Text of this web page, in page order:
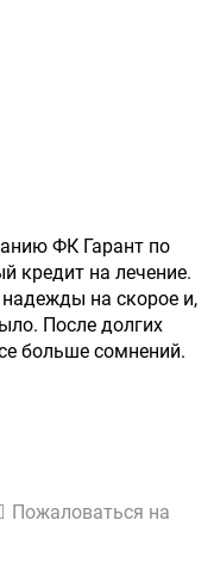
ФК Гарант по
кредит на лечение.
на скорое и,
После долгих
больше сомнений.
Пожаловаться на